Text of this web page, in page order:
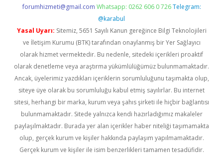
forumhizmeti@gmail.com Whatsapp: 0262 606 0 726 Telegram:
@karabul
Yasal Uyarı: Sitemiz, 5651 Sayılı Kanun gereğince Bilgi Teknolojileri
ve İletişim Kurumu (BTK) tarafından onaylanmış bir Yer Sağlayıcı
olarak hizmet vermektedir. Bu nedenle, sitedeki içerikleri proaktif
olarak denetleme veya araştırma yükümlülüğümüz bulunmamaktadır.
Ancak, üyelerimiz yazdıkları içeriklerin sorumluluğunu taşımakta olup,
siteye üye olarak bu sorumluluğu kabul etmiş sayılırlar. Bu internet
sitesi, herhangi bir marka, kurum veya şahıs şirketi ile hiçbir bağlantısı
bulunmamaktadır. Sitede yalnızca kendi hazırladığımız makaleler
paylaşılmaktadır. Burada yer alan içerikler haber niteliği taşımamakta
olup, gerçek kurum ve kişiler hakkında paylaşım yapılmamaktadır.
Gerçek kurum ve kişiler ile isim benzerlikleri tamamen tesadüfidir.